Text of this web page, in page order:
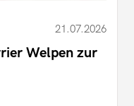
21.07.2026
Welpen zur